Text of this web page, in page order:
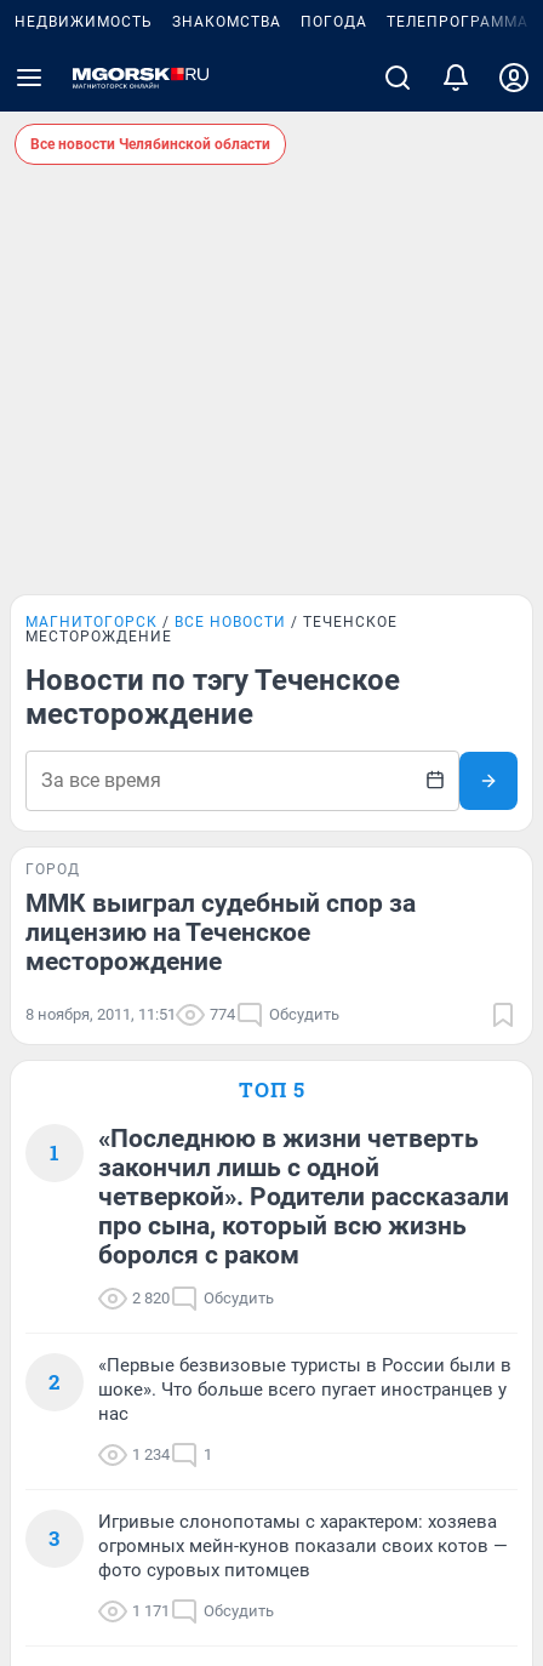
НЕДВИЖИМОСТЬ ЗНАКОМСТВА ПОГОДА ТЕЛЕПРОГРАММА
Все новости Челябинской области
МАГНИТОГОРСК ВСЕ НОВОСТИ
ТЕЧЕНСКОЕ
МЕСТОРОЖДЕНИЕ
Новости по тэгу Теченское
месторождение
ГОРОД
ММК выиграл судебный спор за
лицензию на Теченское
месторождение
8 ноября, 2011, 11:51 774 Обсудить
ТОП 5
1
«Последнюю в жизни четверть
закончил лишь с одной
четверкой». Родители рассказали
про сына, который всю жизнь
боролся с раком
2 820 Обсудить
2
«Первые безвизовые туристы в России были в
шоке». Что больше всего пугает иностранцев у
нас
1 234 1
3
Игривые слонопотамы с характером: хозяева
огромных мейн-кунов показали своих котов —
фото суровых питомцев
1 171 Обсудить